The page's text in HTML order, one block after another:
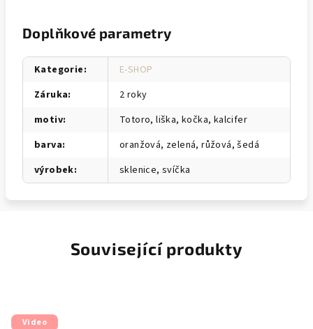
Doplňkové parametry
Kategorie:
E-SHOP
Záruka:
2 roky
motiv:
Totoro, liška, kočka, kalcifer
barva:
oranžová, zelená, růžová, šedá
výrobek: sklenice, svíčka
Související produkty
Video